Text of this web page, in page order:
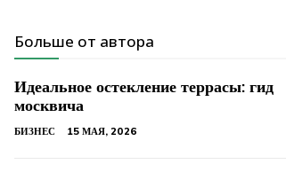
Больше от автора
Идеальное остекление террасы: гид
москвича
БИЗНЕС 15 МАЯ, 2026